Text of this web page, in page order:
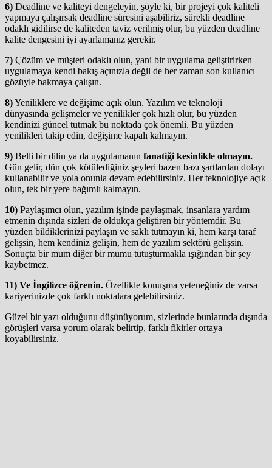
6) Deadline ve kaliteyi dengeleyin, şöyle ki, bir projeyi çok kaliteli
yapmaya çalışırsak deadline süresini aşabiliriz, sürekli deadline
odaklı gidilirse de kaliteden taviz verilmiş olur, bu yüzden deadline
kalite dengesini iyi ayarlamanız gerekir.
7) Çözüm ve müşteri odaklı olun, yani bir uygulama geliştirirken
uygulamaya kendi bakış açınızla değil de her zaman son kullanıcı
gözüyle bakmaya çalışın.
8)Yeniliklere ve değişime açık olun. Yazılım ve teknoloji
dünyasında gelişmeler ve yenilikler çok hızlı olur, bu yüzden
kendinizi güncel tutmak bu noktada çok önemli. Bu yüzden
yenilikleri takip edin, değişime kapalı kalmayın.
9) Belli bir dilin ya da uygulamanın fanatiği kesinlikle olmayın.
Gün gelir, dün çok kötülediğiniz şeyleri bazen bazı şartlardan dolayı
kullanabilir ve yola onunla devam edebilirsiniz. Her teknolojiye açık
olun, tek bir yere bağımlı kalmayın.
10) Paylaşımcı olun, yazılım işinde paylaşmak, insanlara yardım
etmenin dışında sizleri de oldukça geliştiren bir yöntemdir. Bu
yüzden bildiklerinizi paylaşın ve saklı tutmayın ki, hem karşı taraf
gelişsin, hem kendiniz gelişin, hem de yazılım sektörü gelişsin.
Sonuçta bir mum diğer bir mumu tutuşturmakla ışığından bir şey
kaybetmez.
11) Ve İngilizce öğrenin. Özellikle konuşma yeteneğiniz de varsa
kariyerinizde çok farklı noktalara gelebilirsiniz.
Güzel bir yazı olduğunu düşünüyorum, sizlerinde bunlarında dışında
görüşleri varsa yorum olarak belirtip, farklı fikirler ortaya
koyabilirsiniz.